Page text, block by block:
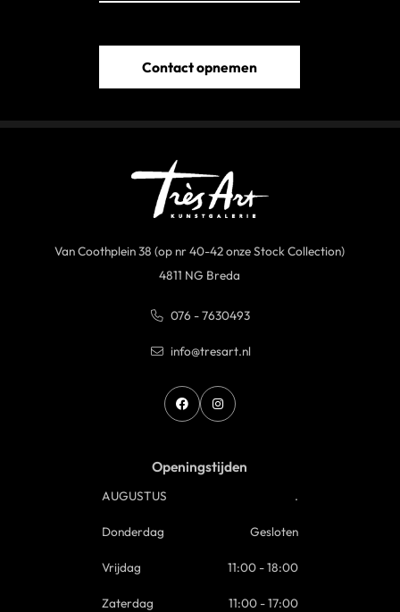
Contact opnemen
Van Coothplein 38 (op nr 40-42 onze Stock Collection)
4811 NG Breda
076 - 7630493
info@tresart.nl
Openingstijden
AUGUSTUS .
Donderdag Gesloten
Vrijdag 11:00 - 18:00
Zaterdag 11:00 - 17:00